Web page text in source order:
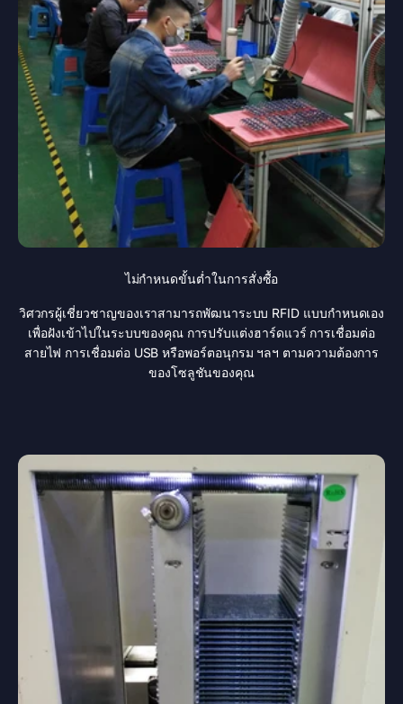
ไม่กำหนดขั้นต่ำในการสั่งซื้อ
วิศวกรผู้เชี่ยวชาญของเราสามารถพัฒนาระบบ RFID แบบกำหนดเอง
เพื่อฝังเข้าไปในระบบของคุณ การปรับแต่งฮาร์ดแวร์ การเชื่อมต่อ
สายไฟ การเชื่อมต่อ USB หรือพอร์ตอนุกรม ฯลฯ ตามความต้องการ
ของโซลูชันของคุณ